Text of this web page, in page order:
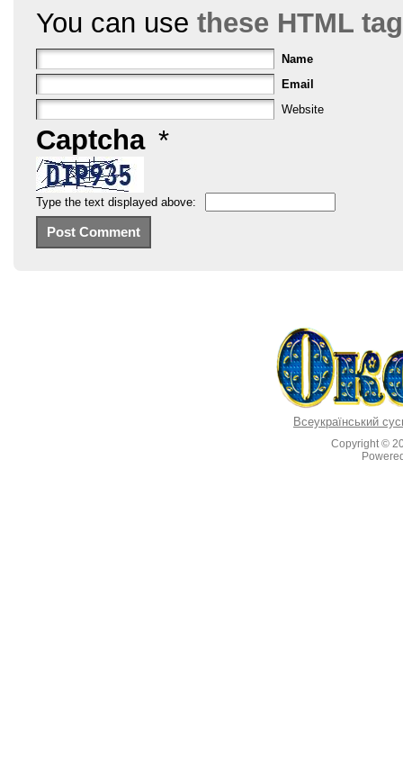
You can use these HTML
Name
Email
Website
Captcha *
Type the text displayed above:
Всеукраїнський
Copyright ©